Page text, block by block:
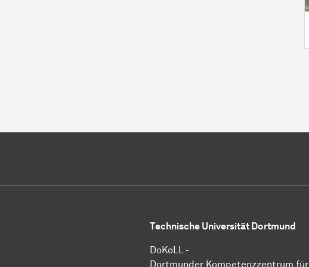
Technische Universität Dortmund
DoKoLL -
Dortmunder Kompetenzzentrum für